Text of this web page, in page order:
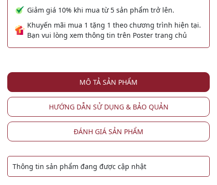
Giảm giá 10% khi mua từ 5 sản phẩm trở lên.
Khuyến mãi mua 1 tặng 1 theo chương trình hiện tại.
Bạn vui lòng xem thông tin trên Poster trang chủ
MÔ TẢ SẢN PHẨM
HƯỚNG DẪN SỬ DỤNG & BẢO QUẢN
ĐÁNH GIÁ SẢN PHẨM
Thông tin sản phẩm đang được cập nhật